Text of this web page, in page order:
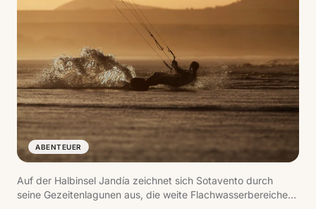
ABENTEUER
Auf der Halbinsel Jandía zeichnet sich Sotavento durch
seine Gezeitenlagunen aus, die weite Flachwasserbereiche